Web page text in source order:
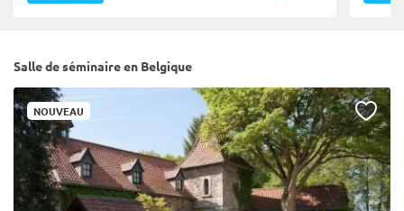
Salle de séminaire en Belgique
NOUVEAU